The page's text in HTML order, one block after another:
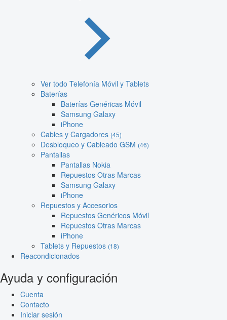
Ver todo Telefonía Móvil y Tablets
Baterías
Baterías Genéricas Móvil
Samsung Galaxy
iPhone
Cables y Cargadores (45)
Desbloqueo y Cableado GSM (46)
Pantallas
Pantallas Nokia
Repuestos Otras Marcas
Samsung Galaxy
iPhone
Repuestos y Accesorios
Repuestos Genéricos Móvil
Repuestos Otras Marcas
iPhone
Tablets y Repuestos (18)
Reacondicionados
Ayuda y configuración
Cuenta
Contacto
Iniciar sesión